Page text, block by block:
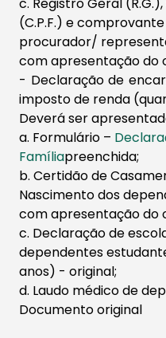
(C.P.F.) e
procurador/
com apresentação do
- Declaração de
imposto de renda
Deverá ser
​a. Formulário –
Famíliapreenchida;
b. Certidão de
Nascimento dos
com apresentação do
c. Declaração de
dependentes
anos) - original;
d. Laudo médico de
Documento original